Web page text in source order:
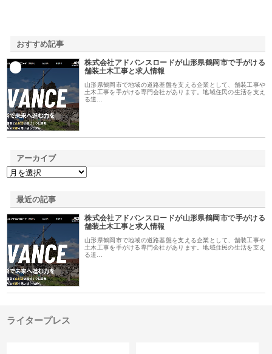
おすすめ記事
株式会社アドバンスロードが山形県鶴岡市で手がける
舗装土木工事と求人情報
山形県鶴岡市で地域の道路基盤を支える企業として、舗装工事や
土木工事を手がける専門会社があります。地域住民の生活を支え
る道…
アーカイブ
最近の記事
株式会社アドバンスロードが山形県鶴岡市で手がける
舗装土木工事と求人情報
山形県鶴岡市で地域の道路基盤を支える企業として、舗装工事や
土木工事を手がける専門会社があります。地域住民の生活を支え
る道…
ライタープレス